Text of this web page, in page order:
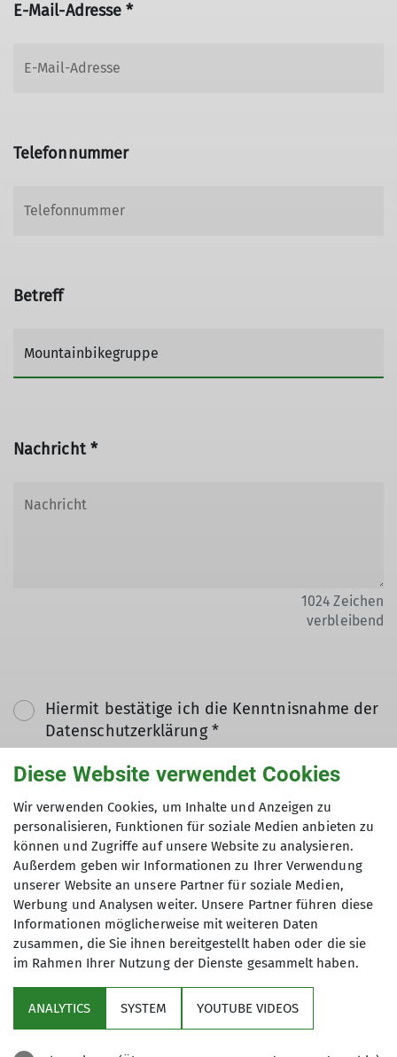
E-Mail-Adresse *
Telefonnummer
Betreff
Nachricht *
1024 Zeichen
verbleibend
Hiermit bestätige ich die Kenntnisnahme der
Datenschutzerklärung *
meine in das Kontaktformular eingegebenen
Daten elektronisch gesichert und zum Zweck
der Kontaktaufnahme verarbeitet und
genutzt werden. Mir ist bekannt, dass ich
meine Einwilligung jederzeit wiederrufen
kann. *
Mit (*) markierte Felder
sind Pflichtfelder
Absenden
Diese Website verwendet Cookies
Wir verwenden Cookies, um Inhalte und Anzeigen zu
personalisieren, Funktionen für soziale Medien anbieten zu
können und Zugriffe auf unsere Website zu analysieren.
Außerdem geben wir Informationen zu Ihrer Verwendung
unserer Website an unsere Partner für soziale Medien,
Werbung und Analysen weiter. Unsere Partner führen diese
Informationen möglicherweise mit weiteren Daten
zusammen, die Sie ihnen bereitgestellt haben oder die sie
im Rahmen Ihrer Nutzung der Dienste gesammelt haben.
ANALYTICS SYSTEM YOUTUBE VIDEOS